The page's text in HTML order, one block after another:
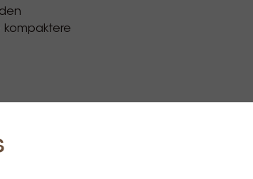
kompaktere